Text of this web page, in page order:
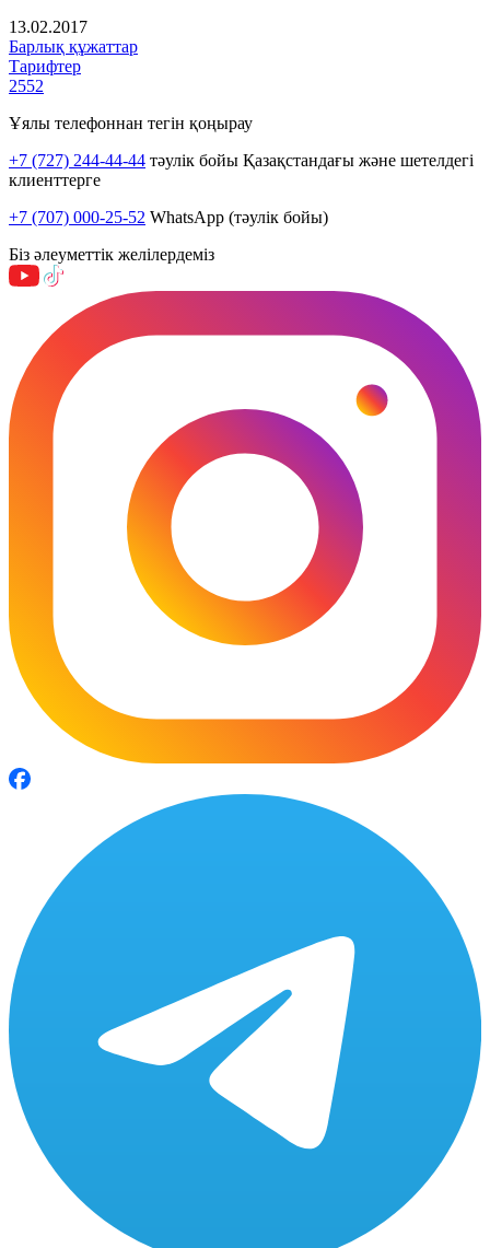
13.02.2017
Барлық құжаттар
Тарифтер
2552
Ұялы телефоннан тегін қоңырау
+7 (727) 244-44-44 тәулік бойы Қазақстандағы және шетелдегі
клиенттерге
+7 (707) 000-25-52 WhatsApp (тәулік бойы)
Біз әлеуметтік желілердеміз